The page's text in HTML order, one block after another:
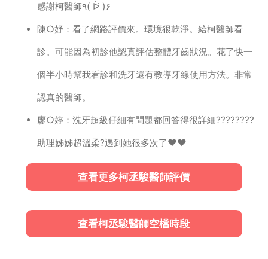
感謝柯醫師٩( ᐖ )۶
陳○妤：看了網路評價來。環境很乾淨。給柯醫師看
診。可能因為初診他認真評估整體牙齒狀況。花了快一
個半小時幫我看診和洗牙還有教導牙線使用方法。非常
認真的醫師。
廖○婷：洗牙超級仔細有問題都回答得很詳細????????
助理姊姊超溫柔?遇到她很多次了❤️❤️
查看更多柯丞駿醫師評價
查看柯丞駿醫師空檔時段